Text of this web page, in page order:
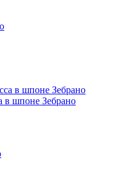
в шпоне Зебрано